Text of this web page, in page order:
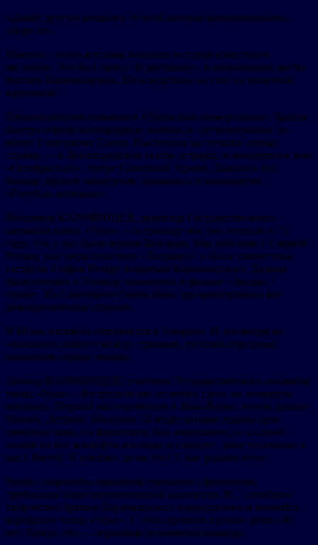
«Давай другую вешалку, ту чтоб которая разворачивалась,
убери ее».
Именно с этого костюма началась история известного
ансамбля. Это был танец «В распашку», в исполнении шести
братьев Карачинцевых. Впоследствии он стал их визитной
карточкой.
Тогда коллектив назывался «Уральская скоморошина». Братья
быстро обрели всенародную любовь и гастролировали по
всему Советскому Союзу. Выступали на лучших сценах
страны — в Ленинградском театре эстрады, в концертном зале
«Октябрьский», театре Советской Армии. Давали в год
больше двухсот концертов, снимались в знаменитых
«Голубых огоньках».
Владимир КАРАЧИНЦЕВ, директор Государственного
ансамбля танца «Урал»: «За границу мы уже поехали в 73
году. Это у нас была первая Болгария. Мы работали с Софией
Ротару, она тогда получила «Гвоздику» и были совместные
гастроли Софии Ротару и братьев Карачинцевых. Дальше
была поездка в Польшу, снимались в фильме «Звезды 7
стран». Из Советского Союза было три коллектива и все
демократические страны».
В 80-ых ансамбль отправился в Америку. И, несмотря на
«холодную войну» между странами, русский народный
коллектив сорвал овации.
Леонид КАРАЧИНЦЕВ, участник Государственного ансамбля
танца «Урал»: «Встретили нас отлично, сразу же концерты
начались. Первый мы отработали в Нью-Йорке, потом дальше
Чикаго, Детройт, Милуоки. И везде за нами ездила одна
семейная пара, он фронтовик был американец и со своей
женой он все концерты посещал и говорит- даже усыновлю я
вас с Витей. Я говорю- да вы что! У нас родина есть».
Чтобы сохранить сокровища уральского фольклора,
требовался более внушительный коллектив. И… семейное
творчество братьев Карачинцевых переродилось в ансамбль
народного танца «Урал». С того времени прошло ровно 40
лет. Теперь это — огромная сплоченная команда.